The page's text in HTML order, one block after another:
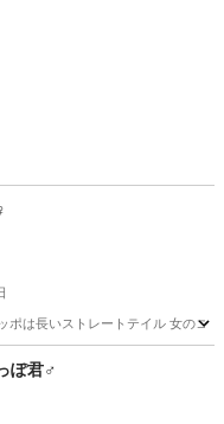
は長いストレートテイル 女のコ
ぽ君♂